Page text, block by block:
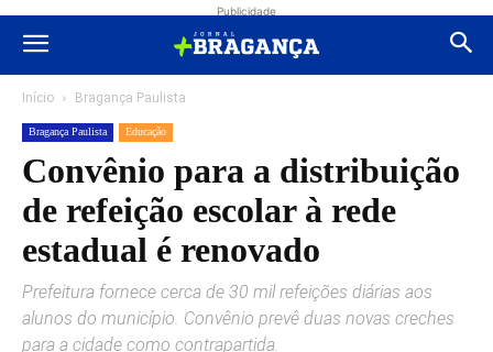
Publicidade
Início Bragança Paulista
Bragança Paulista Educação
Convênio para a distribuição
de refeição escolar à rede
estadual é renovado
Prefeitura fornece cerca de 30 mil refeições diárias aos
alunos do município. Convênio prevê duas novas creches
para a cidade como contrapartida.